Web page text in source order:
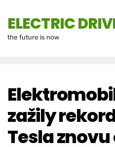
ELECTRIC
the future is now
zažily
Tesla